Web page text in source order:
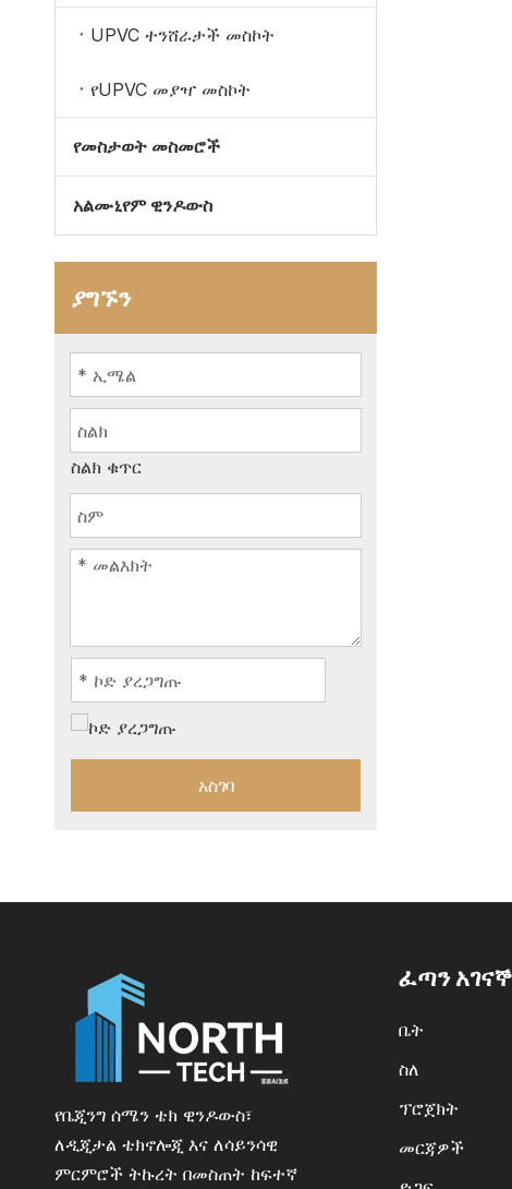
UPVC ተንሸራታች መስኮት
የUPVC መያዣ መስኮት
የመስታወት መስመሮች
አልሙኒየም ዊንዶውስ
ያግኙን
ስልክ ቁጥር
አስገባ
የቤጂንግ ሰሜን ቴክ ዊንዶውስ፣
ለዲጂታል ቴክኖሎጂ እና ለሳይንሳዊ
ምርምሮች ትኩረት በመስጠት ከፍተኛ
ፈጣን
ቤት
ስለ
ፕሮጀክት
መርጃዎች